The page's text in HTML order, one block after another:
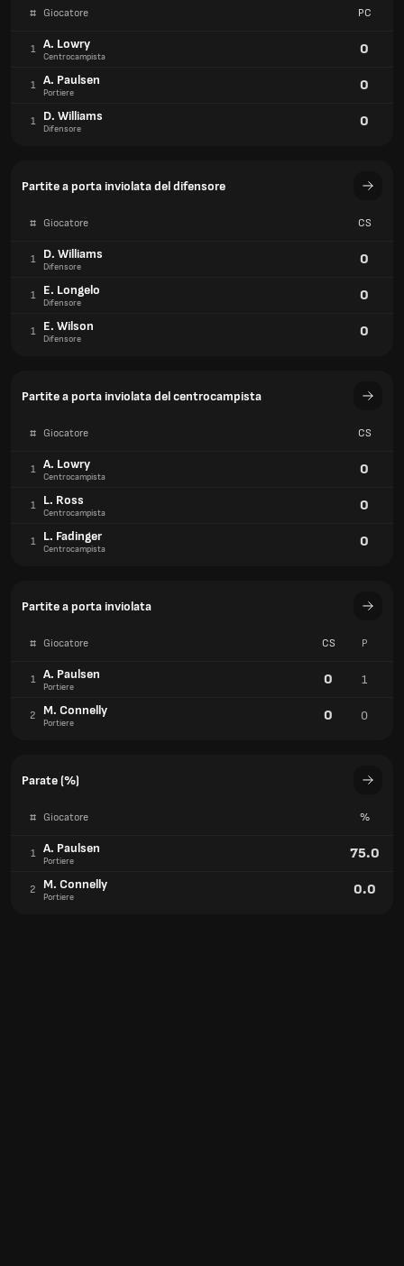
# Giocatore PC
1 A. Lowry
Centrocampista 0
1 A. Paulsen
Portiere 0
1 D. Williams
Difensore 0
Partite a porta inviolata del difensore
# Giocatore CS
1 D. Williams
Difensore 0
1 E. Longelo
Difensore 0
1 E. Wilson
Difensore 0
Partite a porta inviolata del centrocampista
# Giocatore CS
1 A. Lowry
Centrocampista 0
1 L. Ross
Centrocampista 0
1 L. Fadinger
Centrocampista 0
Partite a porta inviolata
# Giocatore CS P
1 A. Paulsen
Portiere 0 1
2 M. Connelly
Portiere 0 0
Parate (%)
# Giocatore %
1 A. Paulsen
Portiere 75.0
2 M. Connelly
Portiere 0.0